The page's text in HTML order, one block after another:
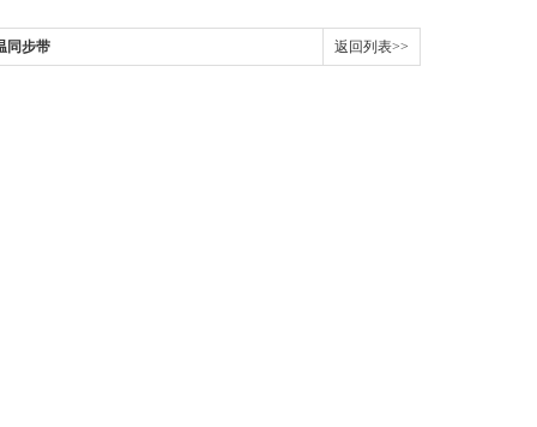
同步带 返回列表>>